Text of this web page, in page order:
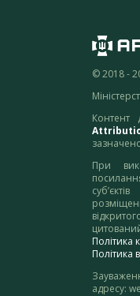
© 2018 -
Контент
При
Політика
Політика
адресу: